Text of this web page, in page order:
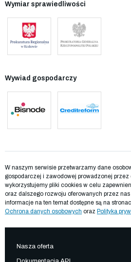
Wymiar sprawiedliwości
Wywiad gospodarczy
W naszym serwisie przetwarzamy dane
gospodarczej i zawodowej prowadzonej przez
wykorzystujemy pliki cookies w celu
oraz dalszego rozwoju oferowanych przez nas
informacje na ten temat dostępne są na
Ochrona danych osobowych oraz Polityka
Nasza oferta